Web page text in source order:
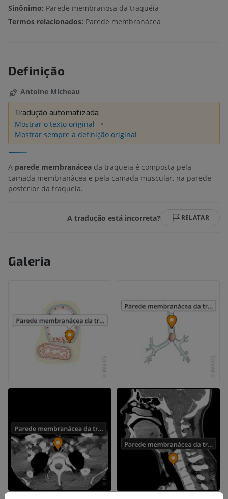
Sinônimo: Parede membranosa da traquéia
Termos relacionados: Parede membranácea
Definição
Antoine Micheau
Tradução automatizada
Mostrar o texto original
Mostrar sempre a definição original
A parede membranácea da traqueia é composta pela
camada membranácea e pela camada muscular, na parede
posterior da traqueia.
A tradução está incorreta? RELATAR
Galeria